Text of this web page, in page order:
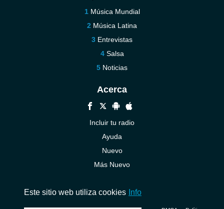
Música Mundial
Música Latina
Entrevistas
Salsa
Noticias
Acerca
Incluir tu radio
Ayuda
Nuevo
Más Nuevo
Este sitio web utiliza cookies Info